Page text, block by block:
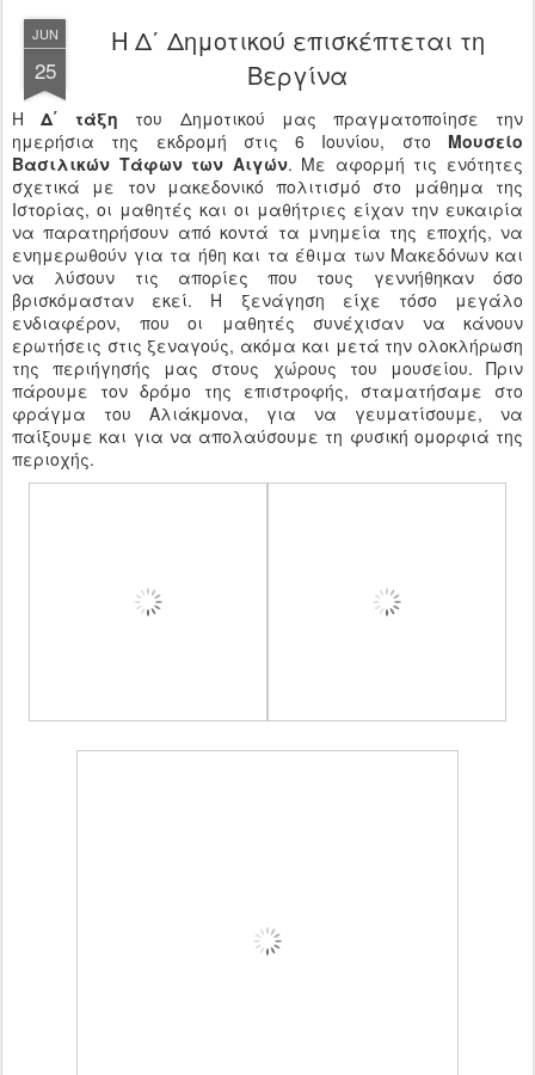
JUN
25
H Δ΄ Δημοτικού επισκέπτεται τη
Βεργίνα
ΗΔ΄ τάξη του Δημοτικού μας πραγματοποίησε την
ημερήσια της εκδρομή στις 6 Ιουνίου, στο Μουσείο
Βασιλικών Τάφων των Αιγών. Με αφορμή τις ενότητες
σχετικά με τον μακεδονικό πολιτισμό στο μάθημα της
Ιστορίας, οι μαθητές και οι μαθήτριες είχαν την ευκαιρία
να παρατηρήσουν από κοντά τα μνημεία της εποχής, να
ενημερωθούν για τα ήθη και τα έθιμα των Μακεδόνων και
να λύσουν τις απορίες που τους γεννήθηκαν όσο
βρισκόμασταν εκεί. Η ξενάγηση είχε τόσο μεγάλο
ενδιαφέρον, που οι μαθητές συνέχισαν να κάνουν
ερωτήσεις στις ξεναγούς, ακόμα και μετά την ολοκλήρωση
της περιήγησής μας στους χώρους του μουσείου. Πριν
πάρουμε τον δρόμο της επιστροφής, σταματήσαμε στο
φράγμα του Αλιάκμονα, για να γευματίσουμε, να
παίξουμε και για να απολαύσουμε τη φυσική ομορφιά της
περιοχής.